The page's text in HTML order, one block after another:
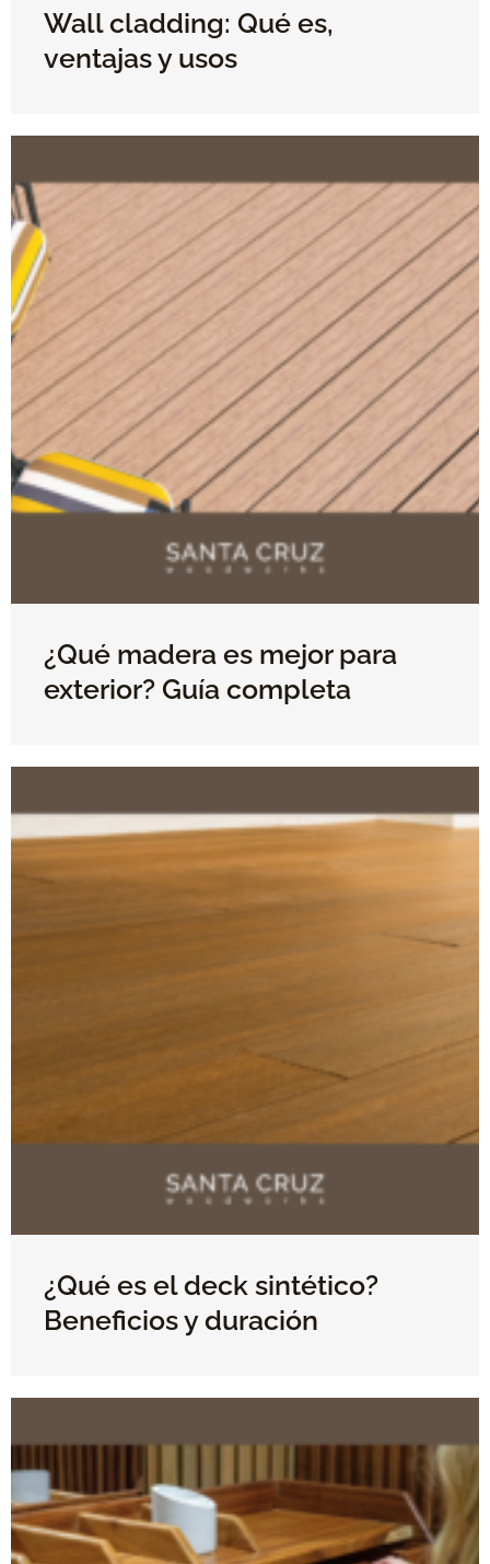
Wall cladding: Qué es,
ventajas y usos
¿Qué madera es mejor para
exterior? Guía completa
¿Qué es el deck sintético?
Beneficios y duración